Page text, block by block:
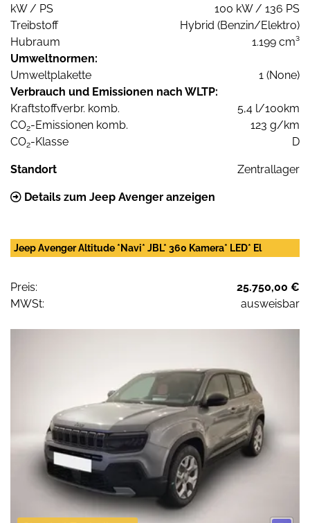
kW / PS
100 kW / 136 PS
Treibstoff
Hybrid (Benzin/Elektro)
Hubraum
1.199 cm³
Umweltnormen:
Umweltplakette
1 (None)
Verbrauch und Emissionen nach WLTP:
Kraftstoffverbr. komb.
5,4 l/100km
CO2-Emissionen komb.
123 g/km
CO2-Klasse D
Standort Zentrallager
Details zum Jeep Avenger anzeigen
Jeep Avenger Altitude *Navi* JBL* 360 Kamera* LED* El
Preis:
25.750,00 €
MWSt:
ausweisbar